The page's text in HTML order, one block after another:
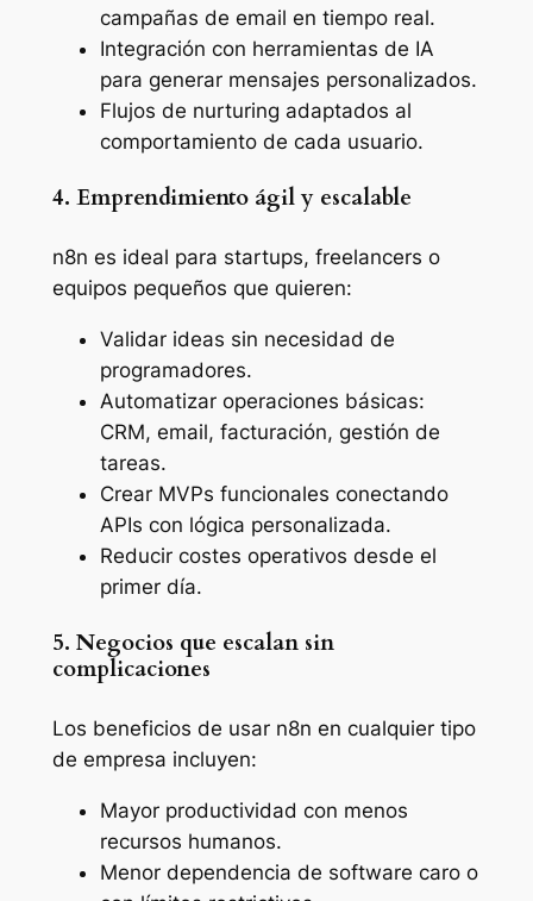
campañas de email en tiempo real.
Integración con herramientas de IA
para generar mensajes personalizados.
Flujos de nurturing adaptados al
comportamiento de cada usuario.
4. Emprendimiento ágil y escalable
n8n es ideal para startups, freelancers o
equipos pequeños que quieren:
Validar ideas sin necesidad de
programadores.
Automatizar operaciones básicas:
CRM, email, facturación, gestión de
tareas.
Crear MVPs funcionales conectando
APIs con lógica personalizada.
Reducir costes operativos desde el
primer día.
5. Negocios que escalan sin
complicaciones
Los beneficios de usar n8n en cualquier tipo
de empresa incluyen:
Mayor productividad con menos
recursos humanos.
Menor dependencia de software caro o